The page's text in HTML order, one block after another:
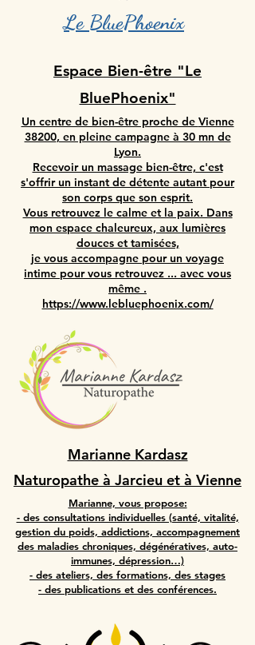
Le BluePhoenix
Espace Bien-être "Le
BluePhoenix"
Un centre de bien-être proche de Vienne
38200, en pleine campagne à 30 mn de
Lyon.
Recevoir un massage bien-être, c'est
s'offrir un instant de détente autant pour
son corps que son esprit.
​Vous retrouvez le calme et la paix. Dans
mon espace chaleureux, aux lumières
douces et tamisées,
je vous accompagne pour un voyage
intime pour vous retrouvez ... avec vous
même .
https://www.lebluephoenix.com/
Marianne Kardasz
Naturopathe à Jarcieu et à Vienne
Marianne, vous propose:
- des consultations individuelles (santé, vitalité,
gestion du poids, addictions, accompagnement
des maladies chroniques, dégénératives, auto-
immunes, dépression…)
- des ateliers, des formations, des stages
- des publications et des conférences.